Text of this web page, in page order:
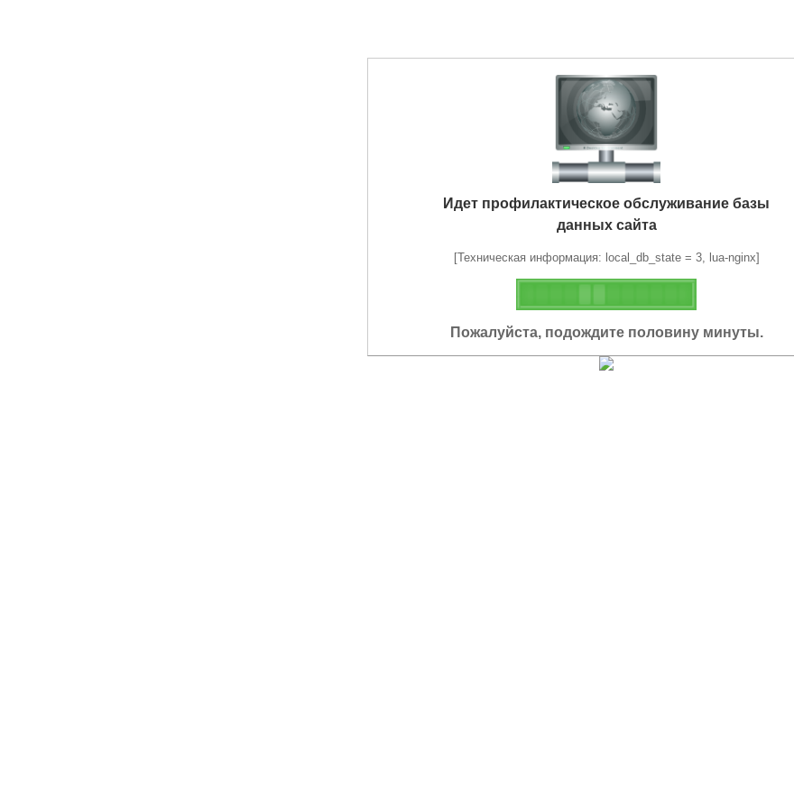
Идет профилактическое обслуживание базы
данных сайта
[Техническая информация: local_db_state = 3, lua-nginx]
Пожалуйста, подождите половину минуты.